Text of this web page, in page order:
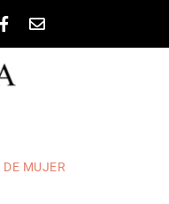
DE MUJER